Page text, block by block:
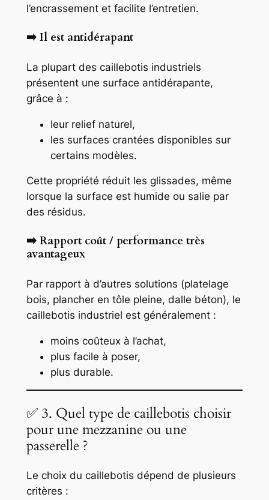
l’encrassement et facilite l’entretien.
➡️ Il est antidérapant
La plupart des caillebotis industriels
présentent une surface antidérapante,
grâce à :
leur relief naturel,
les surfaces crantées disponibles sur
certains modèles.
Cette propriété réduit les glissades, même
lorsque la surface est humide ou salie par
des résidus.
➡️ Rapport coût / performance très
avantageux
Par rapport à d’autres solutions (platelage
bois, plancher en tôle pleine, dalle béton), le
caillebotis industriel est généralement :
moins coûteux à l’achat,
plus facile à poser,
plus durable.
✅ 3. Quel type de caillebotis choisir
pour une mezzanine ou une
passerelle ?
Le choix du caillebotis dépend de plusieurs
critères :